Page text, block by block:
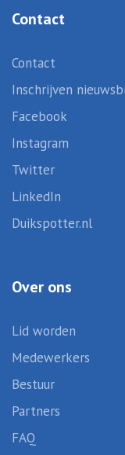
Contact
Contact
Inschrijven
Facebook
Instagram
Twitter
LinkedIn
Duikspotter.nl
Over ons
Lid worden
Medewerkers
Bestuur
Partners
FAQ